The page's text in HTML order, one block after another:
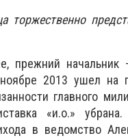
торжественно
прежний начальник
2013 ушел на
главного
«и.о.»
в ведомство